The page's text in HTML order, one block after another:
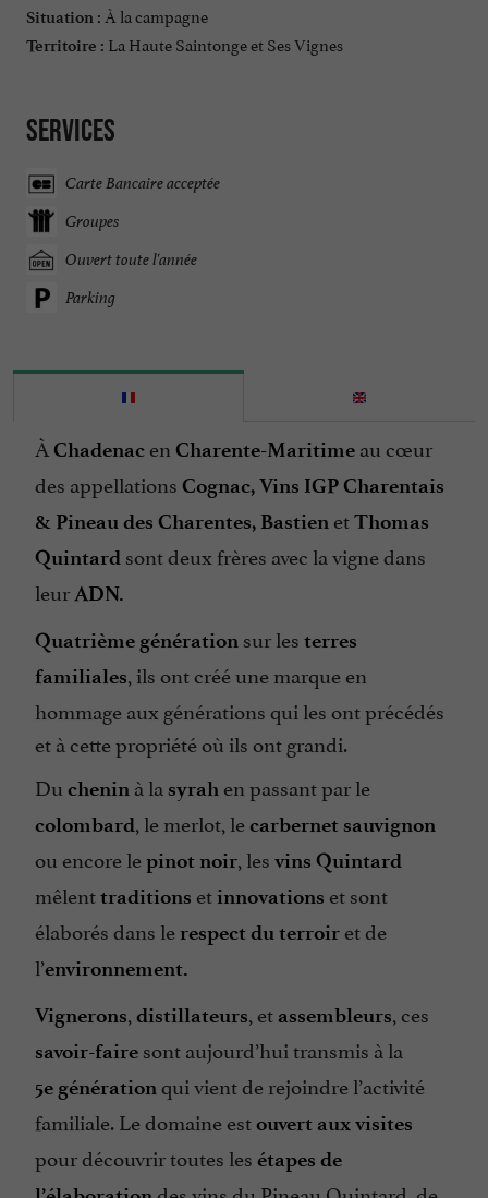
Situation : À la campagne
Territoire : La Haute Saintonge et Ses Vignes
Services
Carte Bancaire acceptée
Groupes
Ouvert toute l'année
Parking
À Chadenac en Charente-Maritime au cœur
des appellations Cognac, Vins IGP Charentais
& Pineau des Charentes, Bastien etThomas
Quintard sont deux frères avec la vigne dans
leurADN.
Quatrième génération sur les terres
familiales, ils ont créé une marque en
hommage aux générations qui les ont précédés
et à cette propriété où ils ont grandi.
Du chenin à la syrah en passant par le
colombard, le merlot, lecarbernet sauvignon
ou encore lepinot noir, les vins Quintard
mêlenttraditions etinnovations et sont
élaborés dans le respect du terroir et de
l’environnement.
Vignerons, distillateurs, et assembleurs, ces
savoir-faire sont aujourd’hui transmis à la
5e générationqui vient de rejoindre l’activité
familiale. Le domaine estouvert aux visites
pour découvrir toutes les étapes de